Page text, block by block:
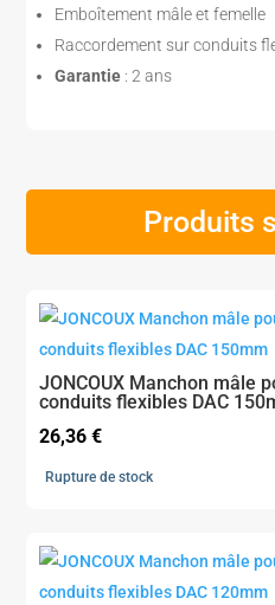
Emboîtement mâle et femelle
Raccordement sur conduits
Garantie : 2 ans
Produits
JONCOUX Manchon mâle
conduits flexibles DAC
26,36€
Rupture de stock